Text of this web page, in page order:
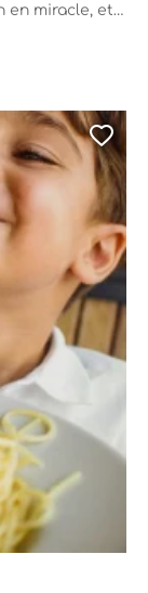
en miracle, et
jolis, pas trop